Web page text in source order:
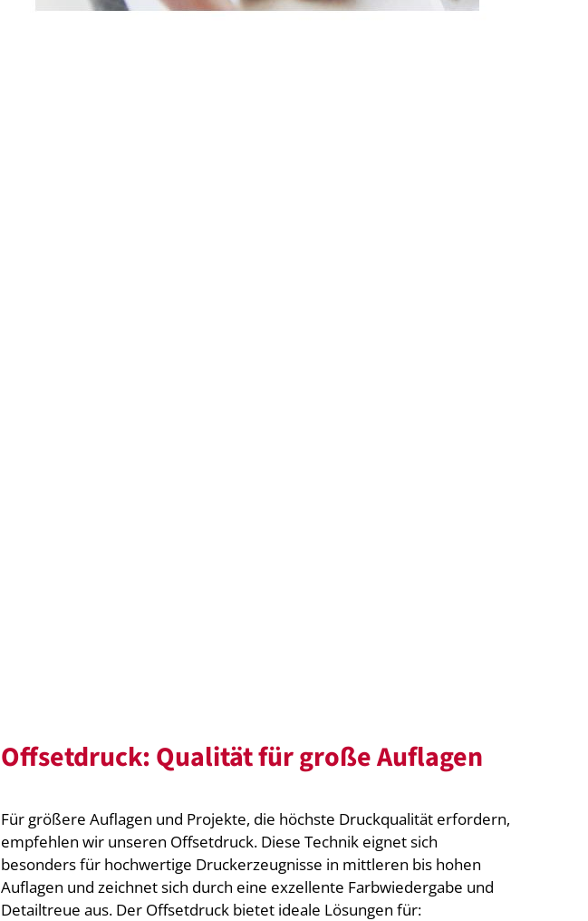
Offsetdruck: Qualität für große Auflagen
Für größere Auflagen und Projekte, die höchste Druckqualität erfordern,
empfehlen wir unseren Offsetdruck. Diese Technik eignet sich
besonders für hochwertige Druckerzeugnisse in mittleren bis hohen
Auflagen und zeichnet sich durch eine exzellente Farbwiedergabe und
Detailtreue aus. Der Offsetdruck bietet ideale Lösungen für: